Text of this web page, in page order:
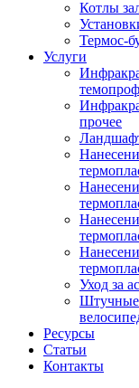
Котлы
Термос-
Услуги
прочее
Уход за
Штучные
Ресурсы
Статьи
Контакты